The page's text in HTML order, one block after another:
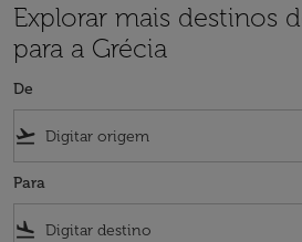
Explorar mais destinos
para a Grécia
De
flight_takeoff
Para
flight_land